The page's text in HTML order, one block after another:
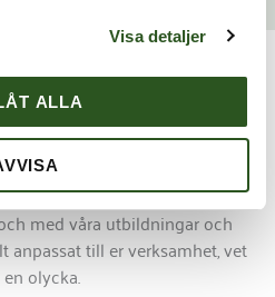
Visa detaljer
ALLA
helhetslösning med rätt
Vi ser till att er
med våra utbildningar och
anpassat till er verksamhet, vet
olycka.